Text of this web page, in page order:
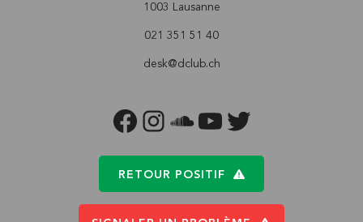
1003 Lausanne
021 351 51 40
desk@dclub.ch
FACEBOOKINSTAGRAM
SOUNDCLOUD
YOUTUBETWITTER
RETOUR POSITIF